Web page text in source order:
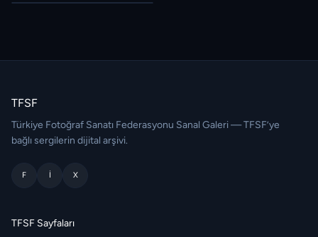
TFSF
Türkiye Fotoğraf Sanatı Federasyonu Sanal Galeri — TFSF’ye
bağlı sergilerin dijital arşivi.
F I X
TFSF Sayfaları